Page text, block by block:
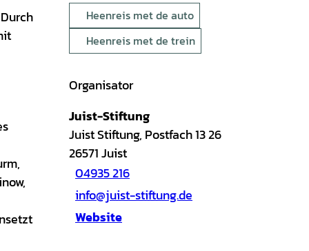
Heenreis met de auto
Heenreis met de trein
Organisator
Juist-Stiftung
Juist Stiftung, Postfach 13 26
26571Juist
04935 216
info@juist-stiftung.de
Website